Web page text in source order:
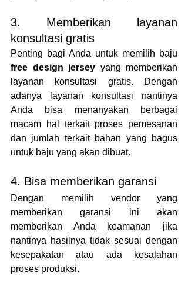
3. Memberikan layanan
konsultasi gratis
free design jersey yang memberikan
layanan konsultasi gratis. Dengan
adanya layanan konsultasi nantinya
Anda bisa menanyakan berbagai
macam hal terkait proses pemesanan
dan jumlah terkait bahan yang bagus
untuk baju yang akan dibuat.
4. Bisa memberikan garansi
Dengan memilih vendor yang
memberikan garansi ini akan
memberikan Anda keamanan jika
nantinya hasilnya tidak sesuai dengan
kesepakatan atau ada kesalahan
proses produksi.